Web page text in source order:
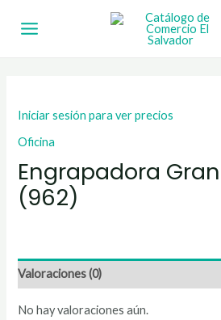
Iniciar sesión para ver precios
Oficina
Engrapadora
(962)
Valoraciones (0)
No hay valoraciones aún.